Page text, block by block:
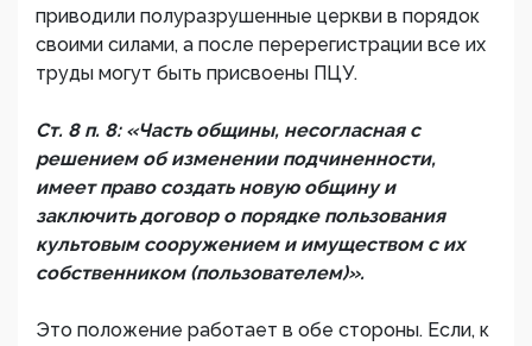
приводили полуразрушенные церкви в порядок
своими силами, а после перерегистрации все их
труды могут быть присвоены ПЦУ.
Ст. 8 п. 8: «Часть общины, несогласная с
решением об изменении подчиненности,
имеет право создать новую общину и
заключить договор о порядке пользования
культовым сооружением и имуществом с их
собственником (пользователем)».
Это положение работает в обе стороны. Если, к